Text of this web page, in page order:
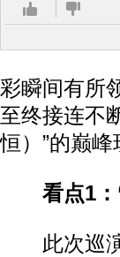
彩瞬间有所
至终接连不
恒）”的巅峰
看点1：“
此次巡演